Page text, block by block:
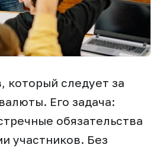
который следует за
Его задача:
обязательства
участников. Без